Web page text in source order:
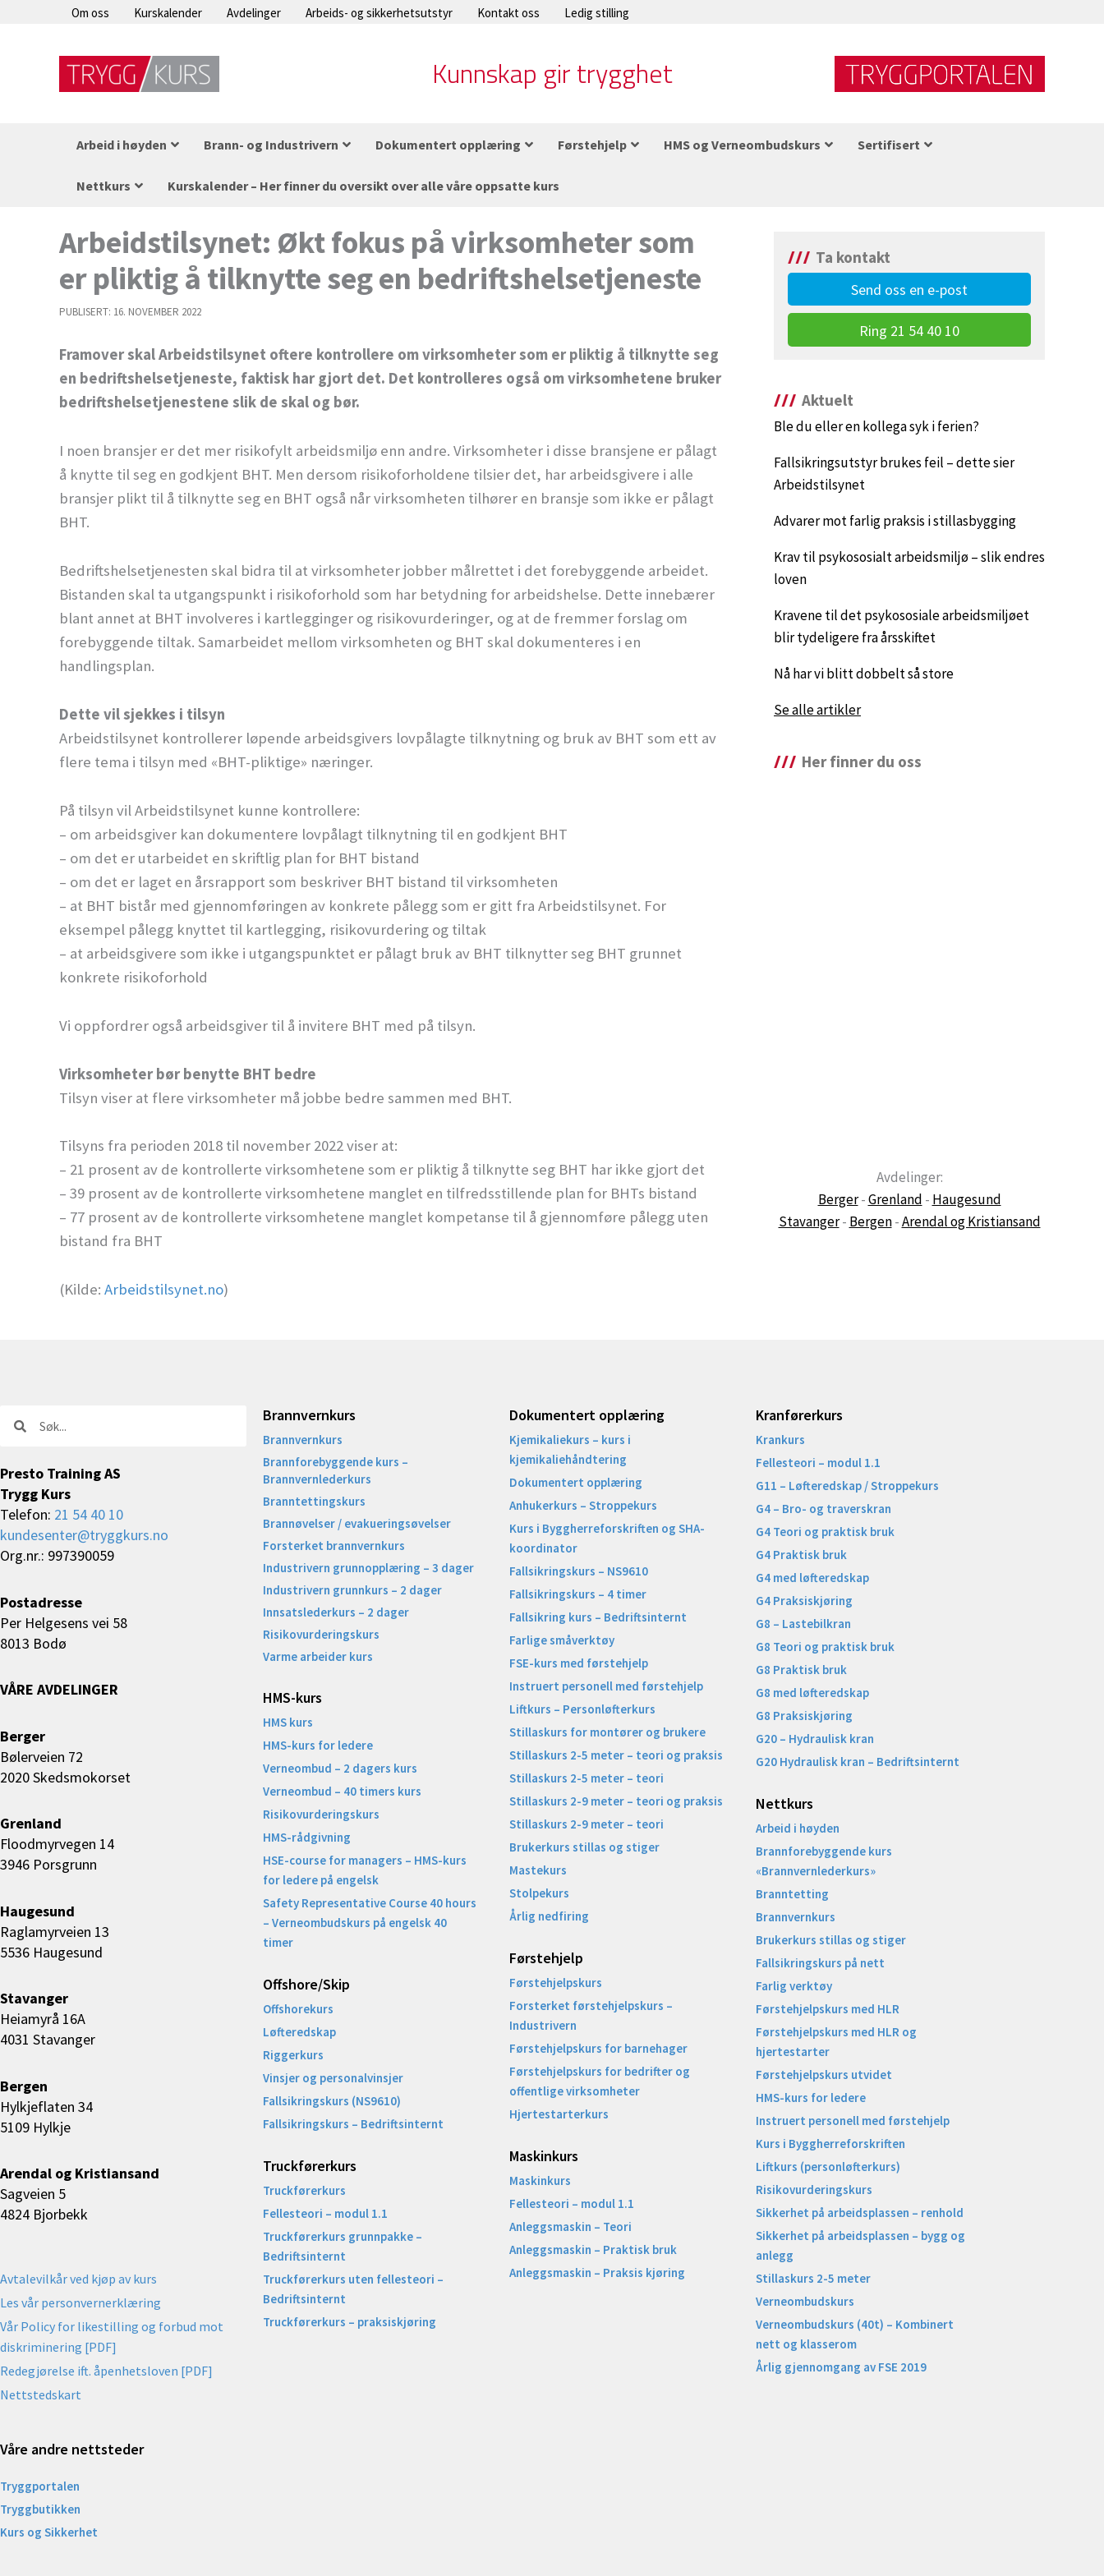
Om oss Kurskalender Avdelinger Arbeids- og sikkerhetsutstyr Kontakt oss Ledig stilling
Kunnskap gir trygghet
Arbeid i høyden Brann- og Industrivern Dokumentert opplæring Førstehjelp HMS og Verneombudskurs Sertifisert
Nettkurs Kurskalender – Her finner du oversikt over alle våre oppsatte kurs
Arbeidstilsynet: Økt fokus på virksomheter som
er pliktig å tilknytte seg en bedriftshelsetjeneste
PUBLISERT: 16. NOVEMBER 2022
Framover skal Arbeidstilsynet oftere kontrollere om virksomheter som er pliktig å tilknytte seg
en bedriftshelsetjeneste, faktisk har gjort det. Det kontrolleres også om virksomhetene bruker
bedriftshelsetjenestene slik de skal og bør.
I noen bransjer er det mer risikofylt arbeidsmiljø enn andre. Virksomheter i disse bransjene er pålagt
å knytte til seg en godkjent BHT. Men dersom risikoforholdene tilsier det, har arbeidsgivere i alle
bransjer plikt til å tilknytte seg en BHT også når virksomheten tilhører en bransje som ikke er pålagt
BHT.
Bedriftshelsetjenesten skal bidra til at virksomheter jobber målrettet i det forebyggende arbeidet.
Bistanden skal ta utgangspunkt i risikoforhold som har betydning for arbeidshelse. Dette innebærer
blant annet at BHT involveres i kartlegginger og risikovurderinger, og at de fremmer forslag om
forebyggende tiltak. Samarbeidet mellom virksomheten og BHT skal dokumenteres i en
handlingsplan.
Dette vil sjekkes i tilsyn
Arbeidstilsynet kontrollerer løpende arbeidsgivers lovpålagte tilknytning og bruk av BHT som ett av
flere tema i tilsyn med «BHT-pliktige» næringer.
På tilsyn vil Arbeidstilsynet kunne kontrollere:
– om arbeidsgiver kan dokumentere lovpålagt tilknytning til en godkjent BHT
– om det er utarbeidet en skriftlig plan for BHT bistand
– om det er laget en årsrapport som beskriver BHT bistand til virksomheten
– at BHT bistår med gjennomføringen av konkrete pålegg som er gitt fra Arbeidstilsynet. For
eksempel pålegg knyttet til kartlegging, risikovurdering og tiltak
– at arbeidsgivere som ikke i utgangspunktet er pålagt bruk av BHT tilknytter seg BHT grunnet
konkrete risikoforhold
Vi oppfordrer også arbeidsgiver til å invitere BHT med på tilsyn.
Virksomheter bør benytte BHT bedre
Tilsyn viser at flere virksomheter må jobbe bedre sammen med BHT.
Tilsyns fra perioden 2018 til november 2022 viser at:
– 21 prosent av de kontrollerte virksomhetene som er pliktig å tilknytte seg BHT har ikke gjort det
– 39 prosent av de kontrollerte virksomhetene manglet en tilfredsstillende plan for BHTs bistand
– 77 prosent av de kontrollerte virksomhetene manglet kompetanse til å gjennomføre pålegg uten
bistand fra BHT
(Kilde: Arbeidstilsynet.no)
Ta kontakt
Send oss en e-post
Ring 21 54 40 10
Aktuelt
Ble du eller en kollega syk i ferien?
Fallsikringsutstyr brukes feil – dette sier
Arbeidstilsynet
Advarer mot farlig praksis i stillasbygging
Krav til psykososialt arbeidsmiljø – slik endres
loven
Kravene til det psykososiale arbeidsmiljøet
blir tydeligere fra årsskiftet
Nå har vi blitt dobbelt så store
Se alle artikler
Her finner du oss
Avdelinger:
Berger-Grenland - Haugesund
Stavanger- Bergen-Arendal og Kristiansand
Søk
Presto Training AS
Trygg Kurs
Telefon: 21 54 40 10
kundesenter@tryggkurs.no
Org.nr.: 997390059
Postadresse
Per Helgesens vei 58
8013 Bodø
VÅRE AVDELINGER
Berger
Bølerveien 72
2020 Skedsmokorset
Grenland
Floodmyrvegen 14
3946 Porsgrunn
Haugesund
Raglamyrveien 13
5536 Haugesund
Stavanger
Heiamyrå 16A
4031 Stavanger
Bergen
Hylkjeflaten 34
5109 Hylkje
Arendal og Kristiansand
Sagveien 5
4824 Bjorbekk
Avtalevilkår ved kjøp av kurs
Les vår personvernerklæring
Vår Policy for likestilling og forbud mot
diskriminering [PDF]
Redegjørelse ift. åpenhetsloven [PDF]
Nettstedskart
Våre andre nettsteder
Tryggportalen
Tryggbutikken
Kurs og Sikkerhet
Brannvernkurs
Brannvernkurs
Brannforebyggende kurs –
Brannvernlederkurs
Branntettingskurs
Brannøvelser / evakueringsøvelser
Forsterket brannvernkurs
Industrivern grunnopplæring – 3 dager
Industrivern grunnkurs – 2 dager
Innsatslederkurs – 2 dager
Risikovurderingskurs
Varme arbeider kurs
HMS-kurs
HMS kurs
HMS-kurs for ledere
Verneombud – 2 dagers kurs
Verneombud – 40 timers kurs
Risikovurderingskurs
HMS-rådgivning
HSE-course for managers – HMS-kurs
for ledere på engelsk
Safety Representative Course 40 hours
– Verneombudskurs på engelsk 40
timer
Offshore/Skip​
Offshorekurs
Løfteredskap
Riggerkurs
Vinsjer og personalvinsjer
Fallsikringskurs (NS9610)
Fallsikringskurs – Bedriftsinternt
Truckførerkurs
Truckførerkurs
Fellesteori – modul 1.1
Truckførerkurs grunnpakke –
Bedriftsinternt
Truckførerkurs uten fellesteori –
Bedriftsinternt
Truckførerkurs – praksiskjøring
Dokumentert opplæring
Kjemikaliekurs – kurs i
kjemikaliehåndtering
Dokumentert opplæring
Anhukerkurs – Stroppekurs
Kurs i Byggherreforskriften og SHA-
koordinator
Fallsikringskurs – NS9610
Fallsikringskurs – 4 timer
Fallsikring kurs – Bedriftsinternt
Farlige småverktøy
FSE-kurs med førstehjelp
Instruert personell med førstehjelp
Liftkurs – Personløfterkurs
Stillaskurs for montører og brukere
Stillaskurs 2-5 meter – teori og praksis
Stillaskurs 2-5 meter – teori
Stillaskurs 2-9 meter – teori og praksis
Stillaskurs 2-9 meter – teori
Brukerkurs stillas og stiger
Mastekurs
Stolpekurs
Årlig nedfiring
Førstehjelp
Førstehjelpskurs
Forsterket førstehjelpskurs –
Industrivern
Førstehjelpskurs for barnehager
Førstehjelpskurs for bedrifter og
offentlige virksomheter
Hjertestarterkurs
Maskinkurs
Maskinkurs
Fellesteori – modul 1.1
Anleggsmaskin – Teori
Anleggsmaskin – Praktisk bruk
Anleggsmaskin – Praksis kjøring
Kranførerkurs
Krankurs
Fellesteori – modul 1.1
G11 – Løfteredskap / Stroppekurs
G4 – Bro- og traverskran
G4 Teori og praktisk bruk
G4 Praktisk bruk
G4 med løfteredskap
G4 Praksiskjøring
G8 – Lastebilkran
G8 Teori og praktisk bruk
G8 Praktisk bruk
G8 med løfteredskap
G8 Praksiskjøring
G20 – Hydraulisk kran
G20 Hydraulisk kran – Bedriftsinternt
Nettkurs
Arbeid i høyden
Brannforebyggende kurs
«Brannvernlederkurs»
Branntetting
Brannvernkurs
Brukerkurs stillas og stiger
Fallsikringskurs på nett
Farlig verktøy
Førstehjelpskurs med HLR
Førstehjelpskurs med HLR og
hjertestarter
Førstehjelpskurs utvidet
HMS-kurs for ledere
Instruert personell med førstehjelp
Kurs i Byggherreforskriften
Liftkurs (personløfterkurs)
Risikovurderingskurs
Sikkerhet på arbeidsplassen – renhold
Sikkerhet på arbeidsplassen – bygg og
anlegg
Stillaskurs 2-5 meter
Verneombudskurs
Verneombudskurs (40t) – Kombinert
nett og klasserom
Årlig gjennomgang av FSE 2019